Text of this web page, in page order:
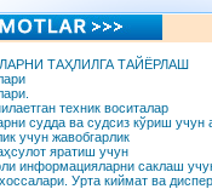
ТАҲЛИЛГА ТАЙЁРЛАШ
техник воситалар
судда ва судсиз кўриш учун
учун жавобгарлик
яратиш учун
информацияларни саклаш
Урта киймат ва